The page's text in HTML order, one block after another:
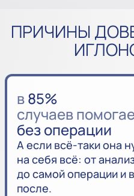
ПРИЧИНЫ
в85%
случаев
без операции
А если всё-таки она
на себя всё: от
до самой операции и
после.